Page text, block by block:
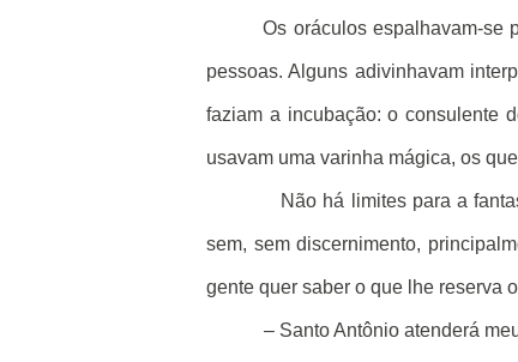
Os oráculos espalhavam-se
pessoas. Alguns adivinhavam
faziam a incubação: o consulente
usavam uma varinha mágica, os
Não há limites para a
sem, sem discernimento,
gente quer saber o que lhe reserva
– Santo Antônio atenderá